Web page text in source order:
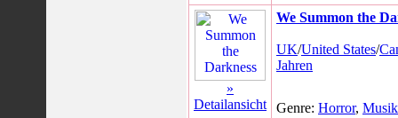
»
Detailansicht
We Summon the
UK/United States/
Jahren
Genre: Horror, Musik